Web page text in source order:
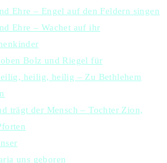
Ehre – Engel auf den Feldern singen
Ehre – Wachet auf ihr
Bolz und Riegel für
heilig, heilig – Zu Bethlehem
trägt der Mensch – Tochter Zion,
uns geboren